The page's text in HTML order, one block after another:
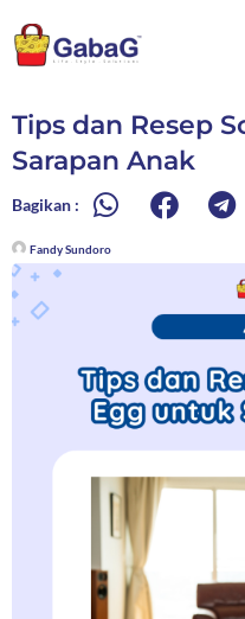
ke
konten
Tips dan Resep
Sarapan Anak
Bagikan :
Fandy Sundoro